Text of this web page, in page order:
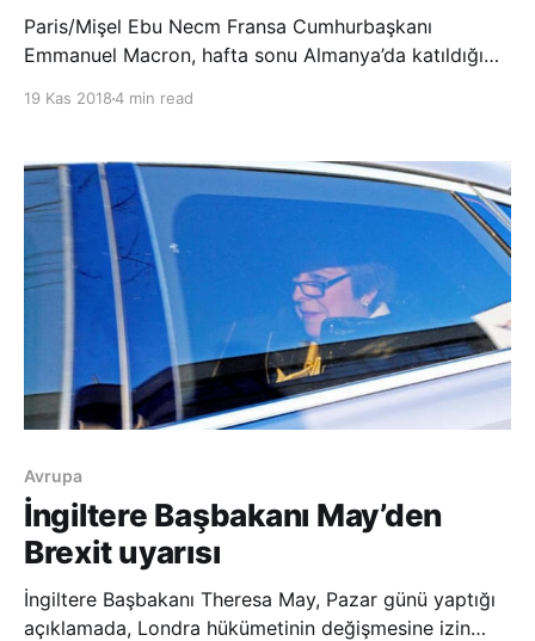
Paris/Mişel Ebu Necm Fransa Cumhurbaşkanı
Emmanuel Macron, hafta sonu Almanya’da katıldığı
düzenlenen törenlere katılan Macron, Almanya
Cumhurbaşkanı Frank
19 Kas 20184 min read
Avrupa
İngiltere Başbakanı May’den
Brexit uyarısı
İngiltere Başbakanı Theresa May, Pazar günü yaptığı
açıklamada, Londra hükümetinin değişmesine izin